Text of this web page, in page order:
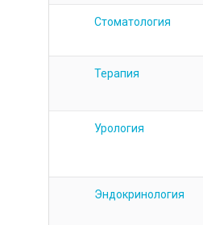
Стоматология
Терапия
Урология
Эндокринология